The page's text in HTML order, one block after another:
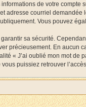
de votre
adresse courriel
Vous pouvez
sa sécurité.
précieusement. En
« J’ai oublié mon mot
puissiez retrouver